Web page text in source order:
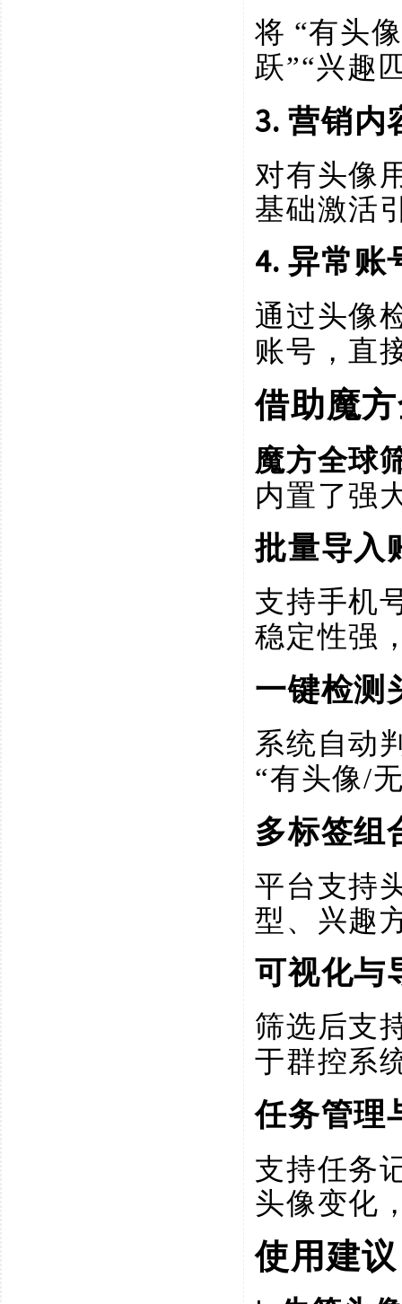
将 “有头
跃”“兴趣
3. 营销内
对有头像
基础激活
4. 异常账
通过头像
账号，直
借助魔
魔方全球
内置了强
批量导入
支持手机
稳定性强
一键检测
系统自动
“有头像/
多标签组
平台支持
型、兴趣
可视化与
筛选后支
于群控系
任务管理
支持任务
头像变化
使用建